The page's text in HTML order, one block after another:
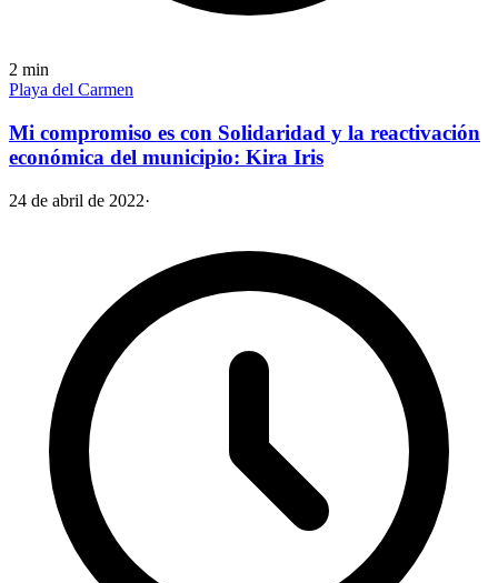
2 min
Playa del Carmen
Mi compromiso es con Solidaridad y la reactivación
económica del municipio: Kira Iris
24 de abril de 2022·